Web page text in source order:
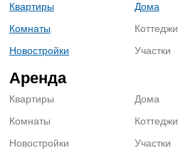
Квартиры
Комнаты
Новостройки
Дома
Коттеджи
Участки
Аренда
Квартиры
Комнаты
Новостройки
Дома
Коттеджи
Участки